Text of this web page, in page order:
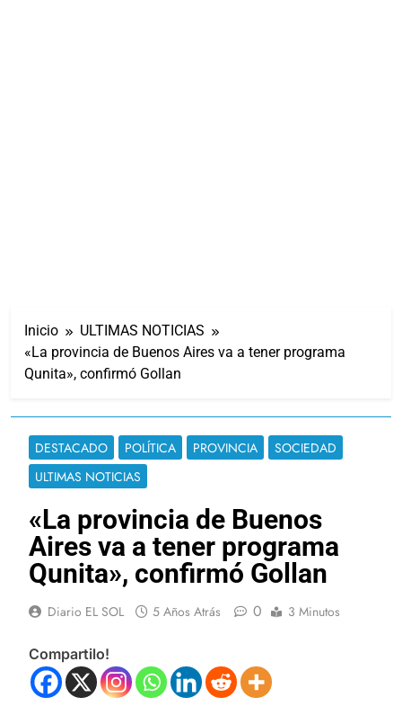
Inicio
ULTIMAS NOTICIAS
«La provincia de Buenos Aires va a tener programa
Qunita», confirmó Gollan
DESTACADO POLÍTICA PROVINCIA
SOCIEDAD
ULTIMAS NOTICIAS
«La provincia de Buenos
Aires va a tener programa
Qunita», confirmó Gollan
Diario EL SOL 5 Años Atrás 0 3 Minutos
Compartilo!